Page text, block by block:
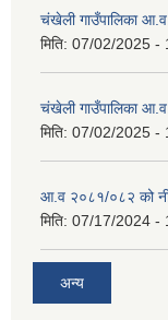
चंखेली गाउँपालिका
मिति: 07/02/2025 -
चंखेली गाउँपालिका
मिति: 07/02/2025 -
आ.व २०८१/०८२ को
मिति: 07/17/2024 -
अन्य